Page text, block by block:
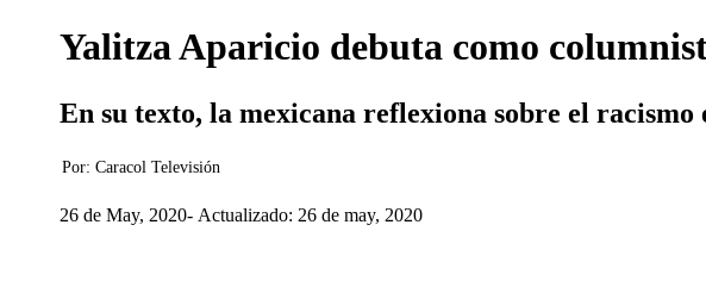
Yalitza Aparicio debuta como
En su texto, la mexicana reflexiona sobre el racismo
Por: Caracol Televisión
26 de May, 2020 Actualizado: 26 de may, 2020